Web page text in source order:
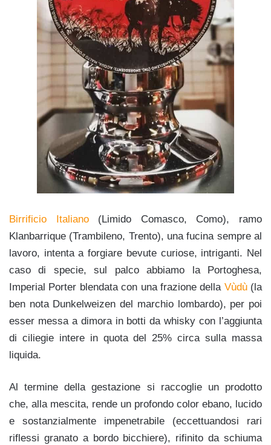
Birrificio Italiano(Limido Comasco, Como), ramo
Klanbarrique (Trambileno, Trento), una fucina sempre al
lavoro, intenta a forgiare bevute curiose, intriganti. Nel
caso di specie, sul palco abbiamo la Portoghesa,
Imperial Porter blendata con una frazione della Vùdù(la
ben nota Dunkelweizen del marchio lombardo), per poi
esser messa a dimora in botti da whisky con l’aggiunta
di ciliegie intere in quota del 25% circa sulla massa
liquida.
Al termine della gestazione si raccoglie un prodotto
che, alla mescita, rende un profondo color ebano, lucido
e sostanzialmente impenetrabile (eccettuandosi rari
riflessi granato a bordo bicchiere), rifinito da schiuma